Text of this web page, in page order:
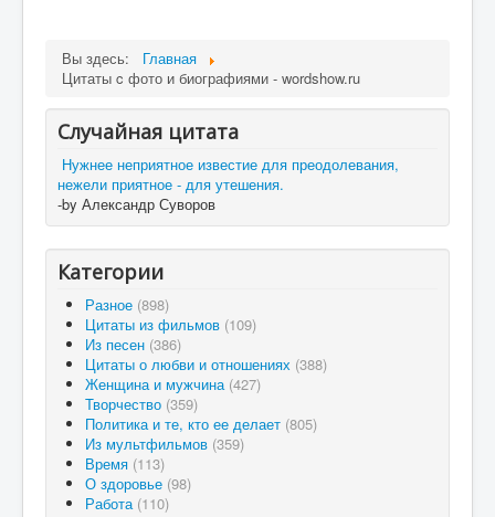
Вы здесь:
Главная
Цитаты c фото и биографиями - wordshow.ru
Случайная цитата
Нужнее неприятное известие для преодолевания,
нежели приятное - для утешения.
-by Александр Суворов
Категории
Разное (898)
Цитаты из фильмов (109)
Из песен (386)
Цитаты о любви и отношениях (388)
Женщина и мужчина (427)
Творчество (359)
Политика и те, кто ее делает (805)
Из мультфильмов (359)
Время (113)
О здоровье (98)
Работа (110)